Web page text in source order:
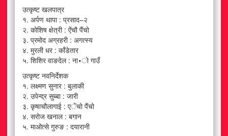
उत्कृष्ट खलपात्र
१. अर्पण थापा : प्रसाद–२
२. कोशिष क्षेत्री : ऐंचौ पैंचो
३. प्रमोद अग्रहरी : अगत्स्य
४. मुरली धर : काँडेतार
५. शिशिर वाङदेल : ना∙ो गाउँ
उत्कृष्ट नवनिर्देशक
१. लक्ष्मण सुनार : बुलाकी
२. उपेन्द्र सुब्बा : जारी
३. कृषाचौलागाई : एेंचो पैंचो
४. सरोज खनाल : बगान
५. माओत्से गुरुङ : दयारानी